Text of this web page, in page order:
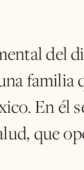
del
familia
En él
que